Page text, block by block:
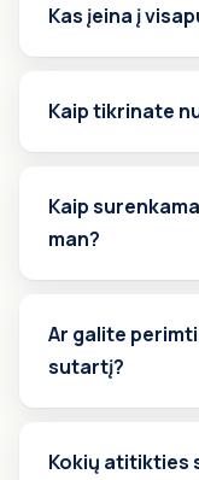
Kas įeina į
Kaip tikrinate
Kaip
man?
Ar galite
sutartį?
Kokių atitikties